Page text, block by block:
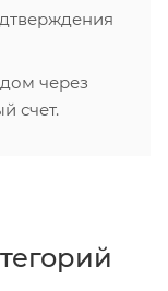
через
счет.